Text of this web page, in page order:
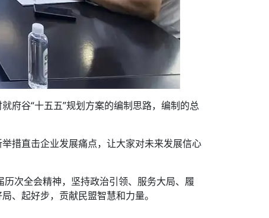
府谷“十五五”规划方案的编制思路，编制的总
措直击企业发展痛点，让大家对未来发展信心
次全会精神，坚持政治引领、服务大局、履
、起好步，贡献民盟智慧和力量。